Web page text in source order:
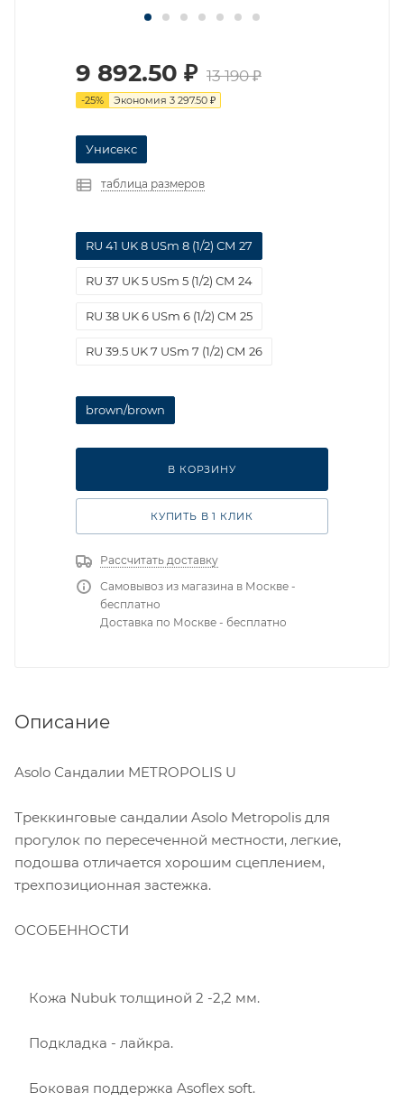
9 892.50 ₽ 13 190₽
-25% Экономия 3 297.50 ₽
Унисекс
таблица размеров
RU 41 UK 8 USm 8 (1/2) СМ 27
RU 37 UK 5 USm 5 (1/2) СМ 24
RU 38 UK 6 USm 6 (1/2) СМ 25
RU 39.5 UK 7 USm 7 (1/2) СМ 26
brown/brown
В КОРЗИНУ
КУПИТЬ В 1 КЛИК
Рассчитать доставку
Самовывоз из магазина в Москве -
бесплатно
Доставка по Москве - бесплатно
Описание
Asolo Сандалии METROPOLIS U
Треккинговые сандалии Asolo Metropolis для
прогулок по пересеченной местности, легкие,
подошва отличается хорошим сцеплением,
трехпозиционная застежка.
ОСОБЕННОСТИ
Кожа Nubuk толщиной 2 -2,2 мм.
Подкладка - лайкра.
Боковая поддержка Asoflex soft.